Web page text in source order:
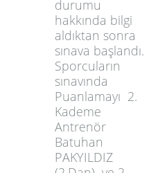
durumu
hakkında bilgi
aldıktan sonra
sınava başlandı.
Sporcuların
sınavında
Puanlamayı 2.
Kademe
Antrenör
Batuhan
PAKYILDIZ